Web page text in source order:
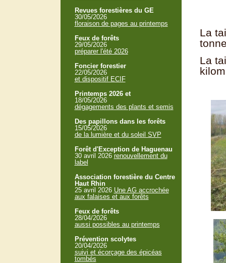
La
La
Revues forestières du GE
30/05/2026
floraison de pages au printemps
Feux de forêts
29/05/2026
préparer l'été 2026
Foncier forestier
22/05/2026
et dispositif ECIF
Printemps 2026 et
18/05/2026
dégagements des plants et semis
Des papillons dans les forêts
15/05/2026
de la lumière et du soleil SVP
Forêt d'Exception de Haguenau
30 avril 2026 renouvellement du
label
Association forestière du Centre
Haut Rhin
25 avril 2026 Une AG accrochée
aux falaises et aux forêts
Feux de forêts
28/04/2026
aussi possibles au printemps
Prévention scolytes
20/04/2026
suivi et écorçage des épicéas
tombés